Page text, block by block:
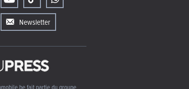
Newsletter
fait partie du groupe